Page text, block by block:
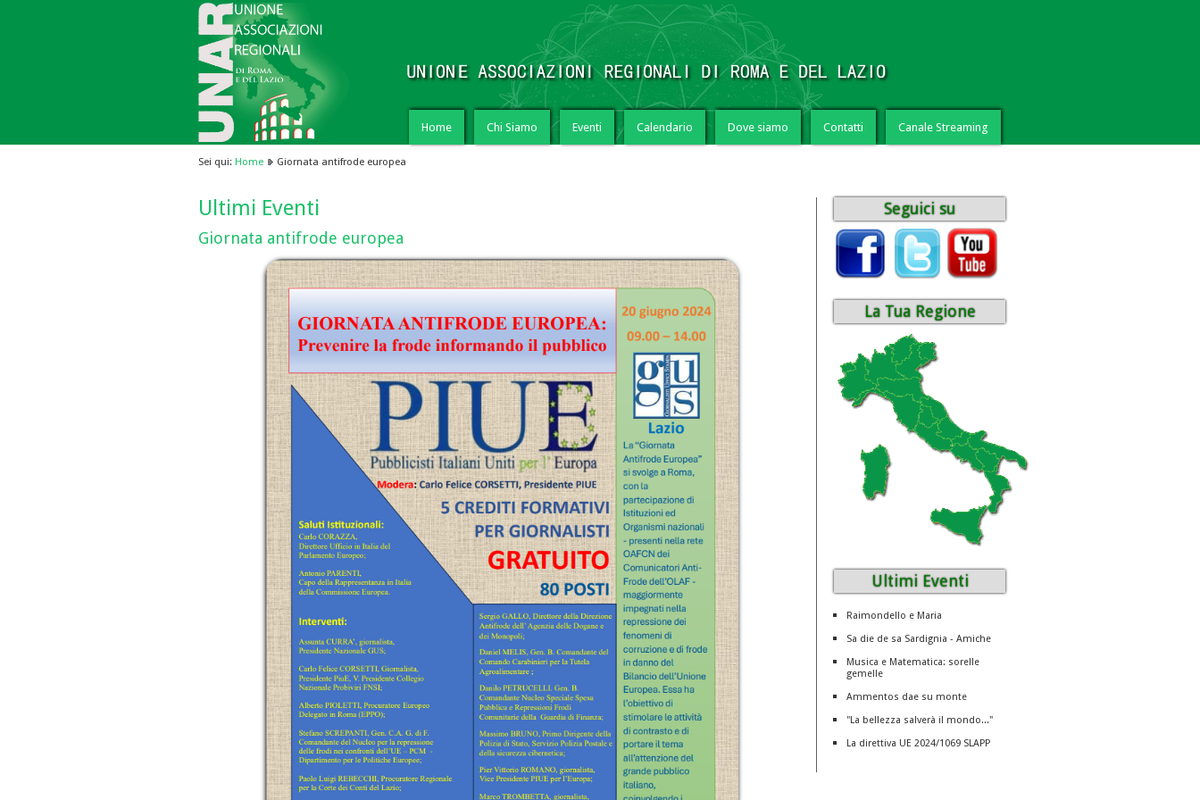
Home Chi Siamo Eventi Calendario Dove siamo Contatti Canale Streaming
Sei qui: Home Giornata antifrode europea
Ultimi Eventi
Giornata antifrode europea
Seguici su
La Tua Regione
Ultimi Eventi
Raimondello e Maria
Sa die de sa Sardignia - Amiche
Musica e Matematica: sorelle
gemelle
Ammentos dae su monte
"La bellezza salverà il mondo..."
La direttiva UE 2024/1069 SLAPP